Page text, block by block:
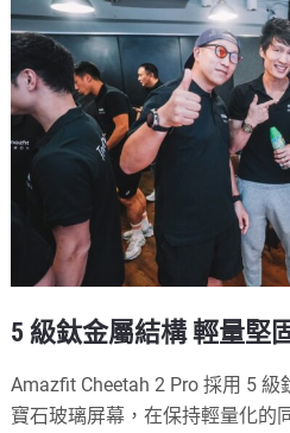
5 級鈦金屬結構 輕量堅
Amazfit Cheetah 2 Pro 採用 5
寶石玻璃屏幕，在保持輕量化的